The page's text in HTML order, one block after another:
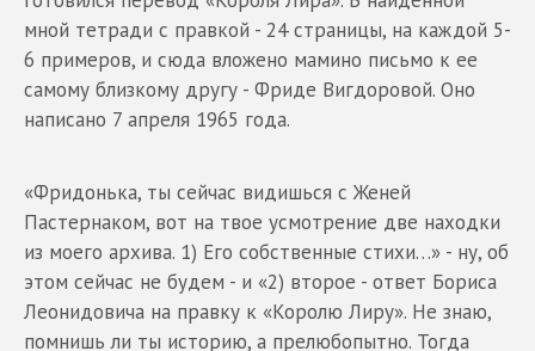
мной тетради с правкой - 24 страницы, на каждой 5-
6 примеров, и сюда вложено мамино письмо к ее
самому близкому другу - Фриде Вигдоровой. Оно
написано 7 апреля 1965 года.
«Фридонька, ты сейчас видишься с Женей
Пастернаком, вот на твое усмотрение две находки
из моего архива. 1) Его собственные стихи…» - ну, об
этом сейчас не будем - и «2) второе - ответ Бориса
Леонидовича на правку к «Королю Лиру». Не знаю,
помнишь ли ты историю, а прелюбопытно. Тогда